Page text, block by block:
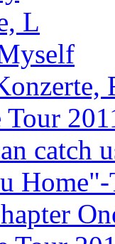
L
catch